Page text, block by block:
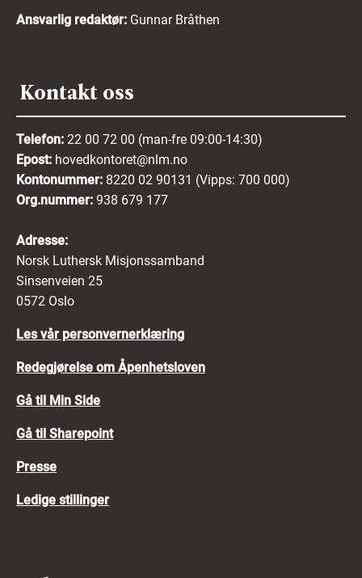
Ansvarlig redaktør: Gunnar Bråthen
Kontakt oss
Telefon: 22 00 72 00 (man-fre 09:00-14:30)
Epost: hovedkontoret@nlm.no
Kontonummer: 8220 02 90131 (Vipps: 700 000)
Org.nummer: 938 679 177
Adresse:
Norsk Luthersk Misjonssamband
Sinsenveien 25
0572 Oslo
Les vår personvernerklæring
Redegjørelse om Åpenhetsloven
Gå til Min Side
Gå til Sharepoint
Presse
Ledige stillinger